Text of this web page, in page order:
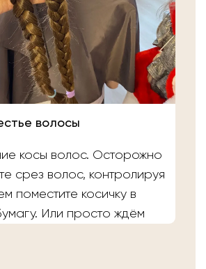
волосы
косы волос. Осторожно
срез волос, контролируя
поместите косичку в
Или просто ждём
срез волос и